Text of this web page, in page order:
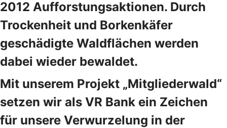
2012 Aufforstungsaktionen. Durch
Trockenheit und Borkenkäfer
geschädigte Waldflächen werden
dabei wieder bewaldet.
Mit unserem Projekt „Mitgliederwald“
setzen wir als VR Bank ein Zeichen
für unsere Verwurzelung in der